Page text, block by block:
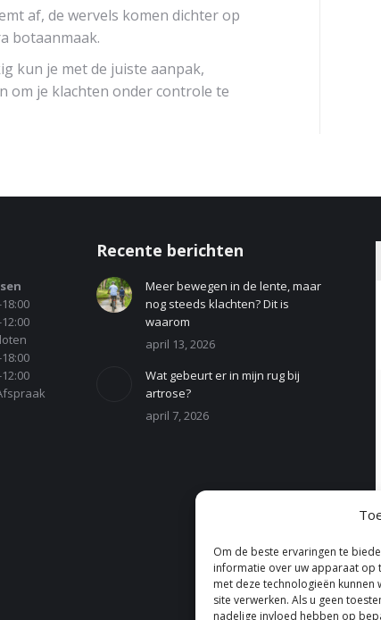
Om de beste ervaringen te
informatie over uw apparaat op
met deze technologieën kunnen
site verwerken. Als u geen
nadelige invloed hebben op
af, de wervels komen dichter op
botaanmaak.
kun je met de juiste aanpak,
om je klachten onder controle te
Recente berichten
Meer bewegen in de lente, maar
nog steeds klachten? Dit is
waarom
april 13, 2026
Wat gebeurt er in mijn rug bij
artrose?
april 7, 2026